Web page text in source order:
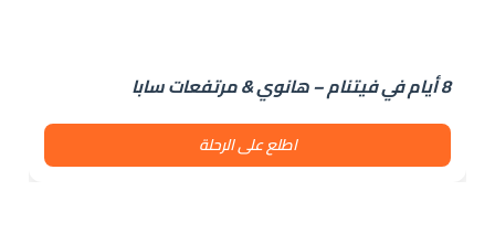
8 أيام في فيتنام – هانوي & مرتفعات سابا
اطلع على الرحلة